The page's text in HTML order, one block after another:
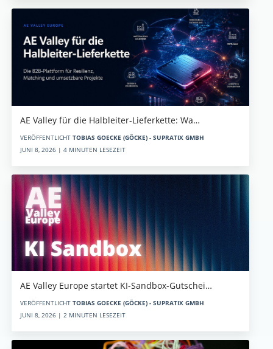
AE Valley für die Halbleiter-Lieferkette: Wa…
VERÖFFENTLICHT TOBIAS GOECKE (GÖCKE) - SUPRATIX GMBH
JUNI 8, 2026 | 4 MINUTEN LESEZEIT
AE Valley Europe startet KI-Sandbox-Gutschei…
VERÖFFENTLICHT TOBIAS GOECKE (GÖCKE) - SUPRATIX GMBH
JUNI 8, 2026 | 2 MINUTEN LESEZEIT